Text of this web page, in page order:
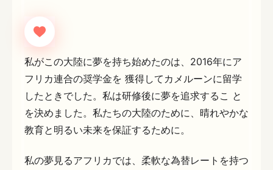
私がこの大陸に夢を持ち始めたのは、2016年にア
フリカ連合の奨学金を 獲得してカメルーンに留学
したときでした。私は研修後に夢を追求するこ と
を決めました。私たちの大陸のために、晴れやかな
教育と明るい未来を保証するために。
私の夢見るアフリカでは、柔軟な為替レートを持つ